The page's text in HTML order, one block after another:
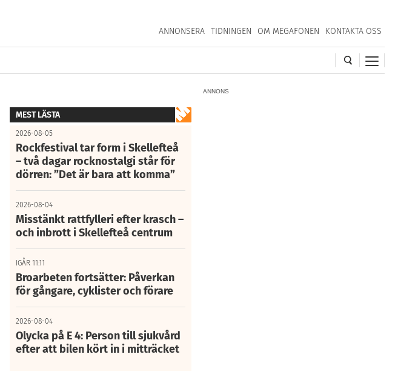
ANNONSERA TIDNINGEN OM MEGAFONEN KONTAKTA OSS
ANNONS
MEST LÄSTA
2026-08-05
Rockfestival tar form i Skellefteå
– två dagar rocknostalgi står för
dörren: ”Det är bara att komma”
2026-08-04
Misstänkt rattfylleri efter krasch –
och inbrott i Skellefteå centrum
IGÅR 11:11
Broarbeten fortsätter: Påverkan
för gångare, cyklister och förare
2026-08-04
Olycka på E 4: Person till sjukvård
efter att bilen kört in i mitträcket